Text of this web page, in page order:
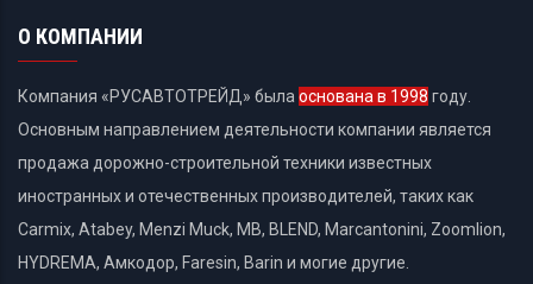
О КОМПАНИИ
Компания «РУСАВТОТРЕЙД» была основана в 1998 году.
Основным направлением деятельности компании является
продажа дорожно-строительной техники известных
иностранных и отечественных производителей, таких как
Carmix, Atabey, Menzi Muck, MB, BLEND, Marcantonini, Zoomlion,
HYDREMA, Амкодор, Faresin, Barin и могие другие.